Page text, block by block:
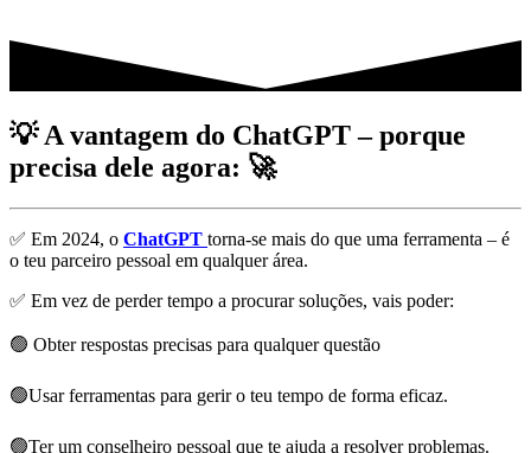
💡 A vantagem do ChatGPT – porque
precisa dele agora: 🚀
✅ Em 2024, o ChatGPT torna-se mais do que uma ferramenta – é
o teu parceiro pessoal em qualquer área.
✅ Em vez de perder tempo a procurar soluções, vais poder:
🟢 Obter respostas precisas para qualquer questão
🟢Usar ferramentas para gerir o teu tempo de forma eficaz.
🟢Ter um conselheiro pessoal que te ajuda a resolver problemas.